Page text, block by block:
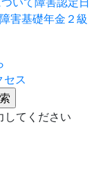
害基礎年金２級
セス
してください